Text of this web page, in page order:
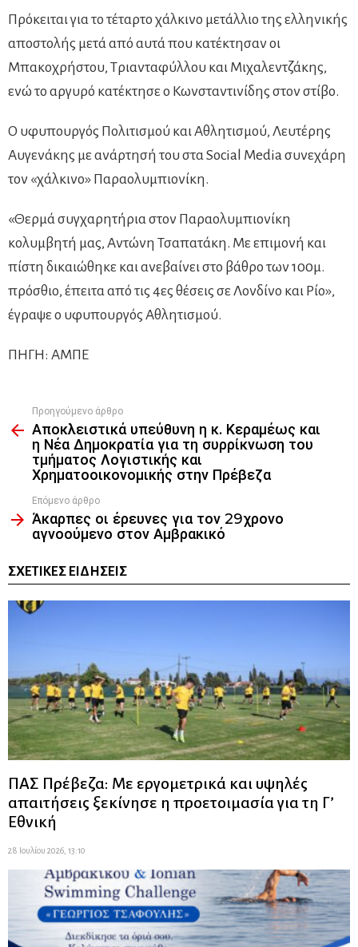
Πρόκειται για το τέταρτο χάλκινο μετάλλιο της ελληνικής
αποστολής μετά από αυτά που κατέκτησαν οι
Μπακοχρήστου, Τριανταφύλλου και Μιχαλεντζάκης,
ενώ το αργυρό κατέκτησε ο Κωνσταντινίδης στον στίβο.
Ο υφυπουργός Πολιτισμού και Αθλητισμού, Λευτέρης
Αυγενάκης με ανάρτησή του στα Social Media συνεχάρη
τον «χάλκινο» Παραολυμπιονίκη.
«Θερμά συγχαρητήρια στον Παραολυμπιονίκη
κολυμβητή μας, Αντώνη Τσαπατάκη. Με επιμονή και
πίστη δικαιώθηκε και ανεβαίνει στο βάθρο των 100μ.
πρόσθιο, έπειτα από τις 4ες θέσεις σε Λονδίνο και Ρίο»,
έγραψε ο υφυπουργός Αθλητισμού.
ΠΗΓΗ: ΑΜΠΕ
more
Προηγούμενο άρθρο
Αποκλειστικά υπεύθυνη η κ. Κεραμέως και
η Νέα Δημοκρατία για τη συρρίκνωση του
τμήματος Λογιστικής και
Χρηματοοικονομικής στην Πρέβεζα
Επόμενο άρθρο
Άκαρπες οι έρευνες για τον 29χρονο
αγνοούμενο στον Αμβρακικό
ΣΧΕΤΙΚΈΣ ΕΙΔΉΣΕΙΣ
ΠΑΣ Πρέβεζα: Με εργομετρικά και υψηλές
απαιτήσεις ξεκίνησε η προετοιμασία για τη Γ’
Εθνική
28 Ιουλίου 2026, 13:10